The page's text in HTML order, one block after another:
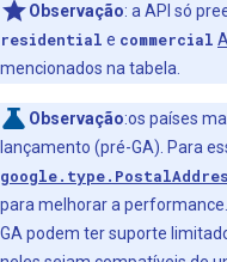
Observação: a API só
residential e commercial
mencionados na tabela.
Observação:os países
lançamento (pré-GA). Para
para melhorar a
GA podem ter suporte